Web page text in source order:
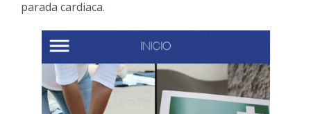
parada cardiaca.